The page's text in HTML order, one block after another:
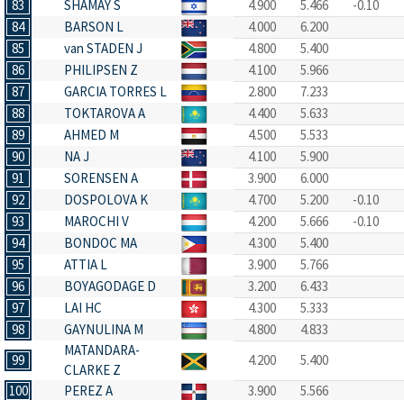
83
SHAMAY S 4.900 5.466
-0.10
84
BARSON L 4.000
6.200
85
van STADEN J 4.800
5.400
86
PHILIPSEN Z 4.100
5.966
87
GARCIA TORRES L 2.800
7.233
88
TOKTAROVA A 4.400
5.633
89
AHMED M 4.500
5.533
90
NA J 4.100
5.900
91
SORENSEN A 3.900
6.000
92
DOSPOLOVA K 4.700 5.200
-0.10
93
MAROCHI V 4.200 5.666
-0.10
94
BONDOC MA 4.300
5.400
95
ATTIA L 3.900
5.766
96
BOYAGODAGE D 3.200
6.433
97
LAI HC 4.300
5.333
98
GAYNULINA M 4.800
4.833
99
MATANDARA-
CLARKE Z
4.200
5.400
100
PEREZ A 3.900
5.566